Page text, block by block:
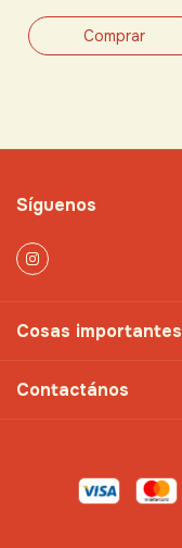
Síguenos
Cosas importantes
Contactános